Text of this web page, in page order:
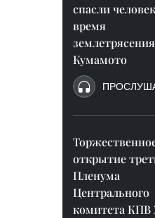
спасли
время
Кумамото
открытие
Пленума
Центрального
комитета КПВ